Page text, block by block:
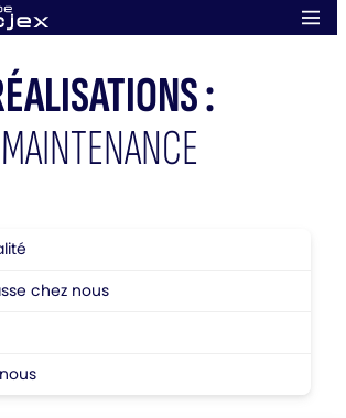
:
MAINTENANCE
chez nous